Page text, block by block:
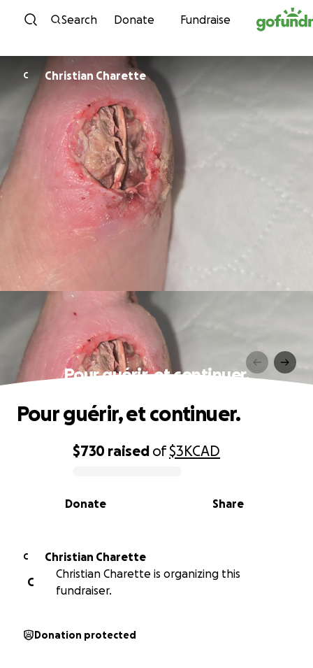
Skip to content
Search Donate Fundraise
C Christian Charette
Pour guérir, et continuer.
0% complete
$730 raised of$3KCAD
Share
Donate
Pour guérir, et continuer.
C
Christian Charette
C
Christian Charette is organizing this
fundraiser.
Donation protected